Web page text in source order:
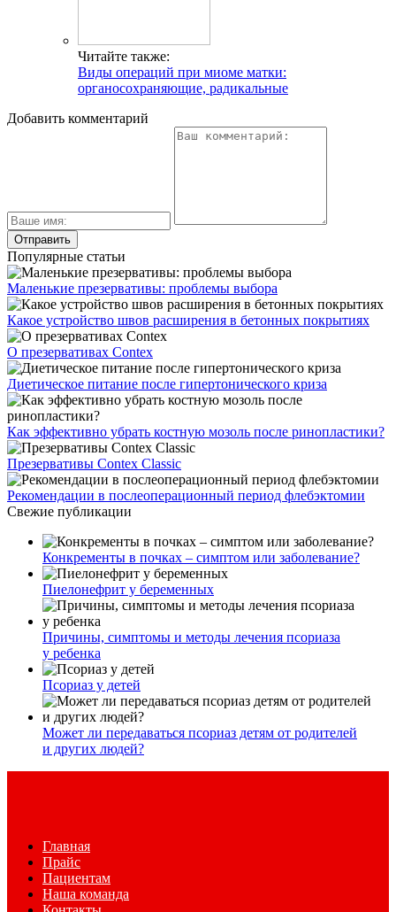
Читайте также:
Виды операций при миоме матки:
органосохраняющие, радикальные
Добавить комментарий
Популярные статьи
Маленькие презервативы: проблемы выбора
Какое устройство швов расширения в бетонных покрытиях
О презервативах Contex
Диетическое питание после гипертонического криза
Как эффективно убрать костную мозоль после ринопластики?
Презервативы Contex Classic
Рекомендации в послеоперационный период флебэктомии
Свежие публикации
Конкременты в почках – симптом или заболевание?
Пиелонефрит у беременных
Причины, симптомы и методы лечения псориаза
у ребенка
Псориаз у детей
Может ли передаваться псориаз детям от родителей
и других людей?
Главная
Прайс
Пациентам
Наша команда